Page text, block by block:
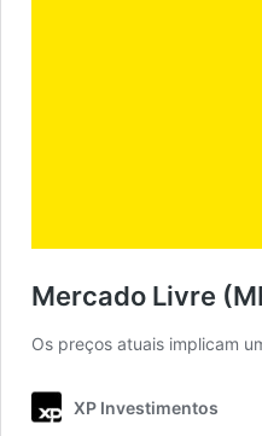
Mercado Livre
Os preços atuais implicam
XP Investimentos